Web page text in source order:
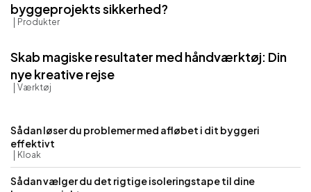
byggeprojekts sikkerhed?
Produkter
Skab magiske resultater med håndværktøj: Din
nye kreative rejse
Værktøj
Sådan løser du problemer med afløbet i dit byggeri
effektivt
Kloak
Sådan vælger du det rigtige isoleringstape til dine